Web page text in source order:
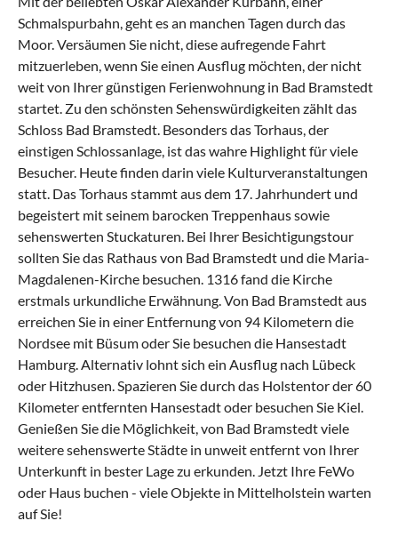
Schmalspurbahn, geht es an manchen Tagen durch das
Moor. Versäumen Sie nicht, diese aufregende Fahrt
mitzuerleben, wenn Sie einen Ausflug möchten, der nicht
weit von Ihrer günstigen Ferienwohnung in Bad Bramstedt
startet. Zu den schönsten Sehenswürdigkeiten zählt das
Schloss Bad Bramstedt. Besonders das Torhaus, der
einstigen Schlossanlage, ist das wahre Highlight für viele
Besucher. Heute finden darin viele Kulturveranstaltungen
statt. Das Torhaus stammt aus dem 17. Jahrhundert und
begeistert mit seinem barocken Treppenhaus sowie
sehenswerten Stuckaturen. Bei Ihrer Besichtigungstour
sollten Sie das Rathaus von Bad Bramstedt und die Maria-
Magdalenen-Kirche besuchen. 1316 fand die Kirche
erstmals urkundliche Erwähnung. Von Bad Bramstedt aus
erreichen Sie in einer Entfernung von 94 Kilometern die
Nordsee mit Büsumoder Sie besuchen die Hansestadt
Hamburg. Alternativ lohnt sich ein Ausflug nach Lübeck
oder Hitzhusen. Spazieren Sie durch das Holstentor der 60
Kilometer entfernten Hansestadt oder besuchen Sie Kiel.
Genießen Sie die Möglichkeit, von Bad Bramstedt viele
weitere sehenswerte Städte in unweit entfernt von Ihrer
Unterkunft in bester Lage zu erkunden. Jetzt Ihre FeWo
oder Haus buchen - viele Objekte in Mittelholstein warten
auf Sie!